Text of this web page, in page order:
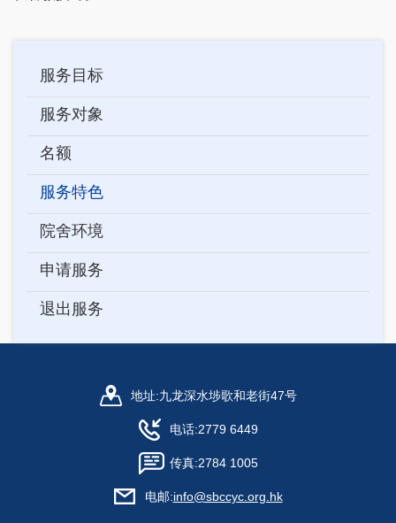
navigation
服务目标
服务对象
名额
服务特色
院舍环境
申请服务
退出服务
地址:九龙深水埗歌和老街47号
电话:2779 6449
传真:2784 1005
电邮:info@sbccyc.org.hk